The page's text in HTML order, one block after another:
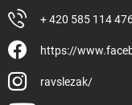
+ 420 585 114
https://
ravslezak/